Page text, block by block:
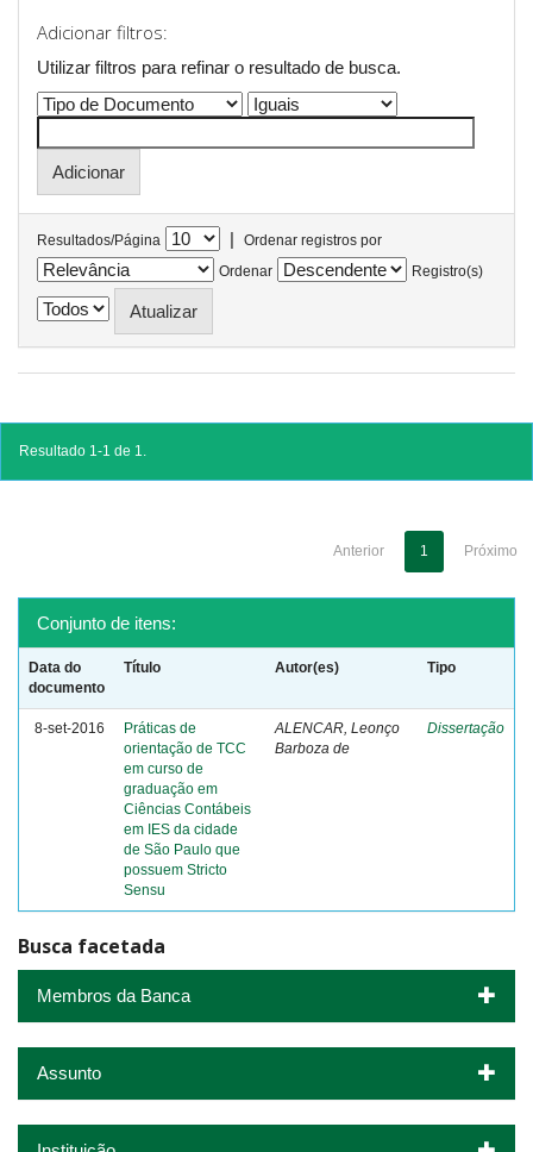
Adicionar filtros:
Utilizar filtros para refinar o resultado de busca.
Resultados/Página |
Ordenar registros por
Ordenar
Registro(s)
Resultado 1-1 de 1.
Anterior 1 Próximo
Conjunto de itens:
Data do
documento
Título Autor(es) Tipo
8-set-2016
Práticas de
orientação de TCC
em curso de
graduação em
Ciências Contábeis
em IES da cidade
de São Paulo que
possuem Stricto
Sensu
ALENCAR, Leonço
Barboza de
Dissertação
Busca facetada
Membros da Banca
Assunto